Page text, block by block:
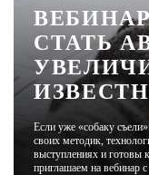
СТАТЬ
Если уже «собаку
своих методик,
выступлениях и готовы
приглашаем на вебинар